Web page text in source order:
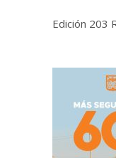
Edición 203